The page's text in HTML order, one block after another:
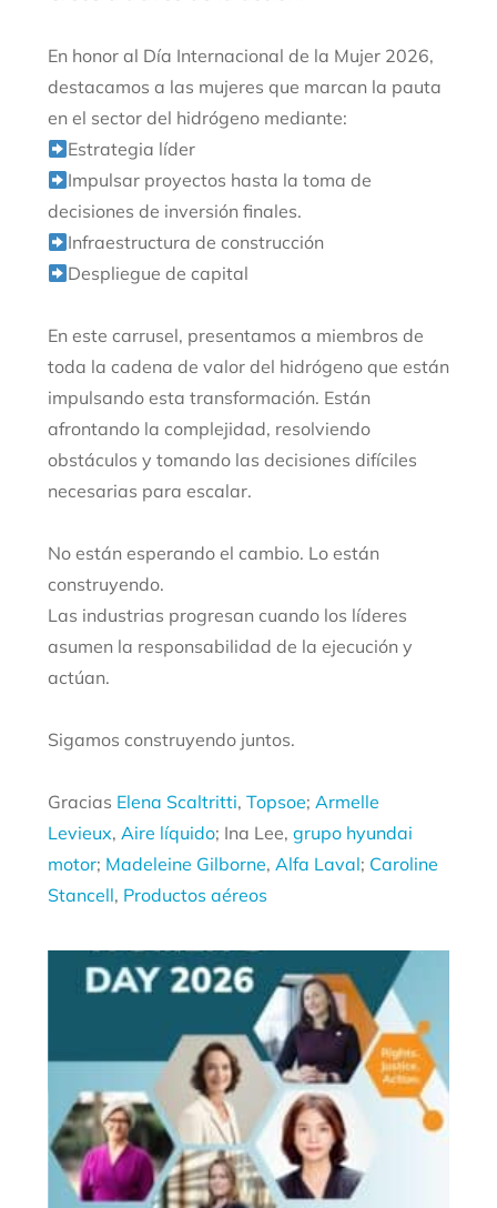
En honor al Día Internacional de la Mujer 2026,
destacamos a las mujeres que marcan la pauta
en el sector del hidrógeno mediante:
Estrategia líder
Impulsar proyectos hasta la toma de
decisiones de inversión finales.
Infraestructura de construcción
Despliegue de capital
En este carrusel, presentamos a miembros de
toda la cadena de valor del hidrógeno que están
impulsando esta transformación. Están
afrontando la complejidad, resolviendo
obstáculos y tomando las decisiones difíciles
necesarias para escalar.
No están esperando el cambio. Lo están
construyendo.
Las industrias progresan cuando los líderes
asumen la responsabilidad de la ejecución y
actúan.
Sigamos construyendo juntos.
Gracias Elena Scaltritti, Topsoe; Armelle
Levieux, Aire líquido; Ina Lee, grupo hyundai
motor; Madeleine Gilborne, Alfa Laval; Caroline
Stancell, Productos aéreos